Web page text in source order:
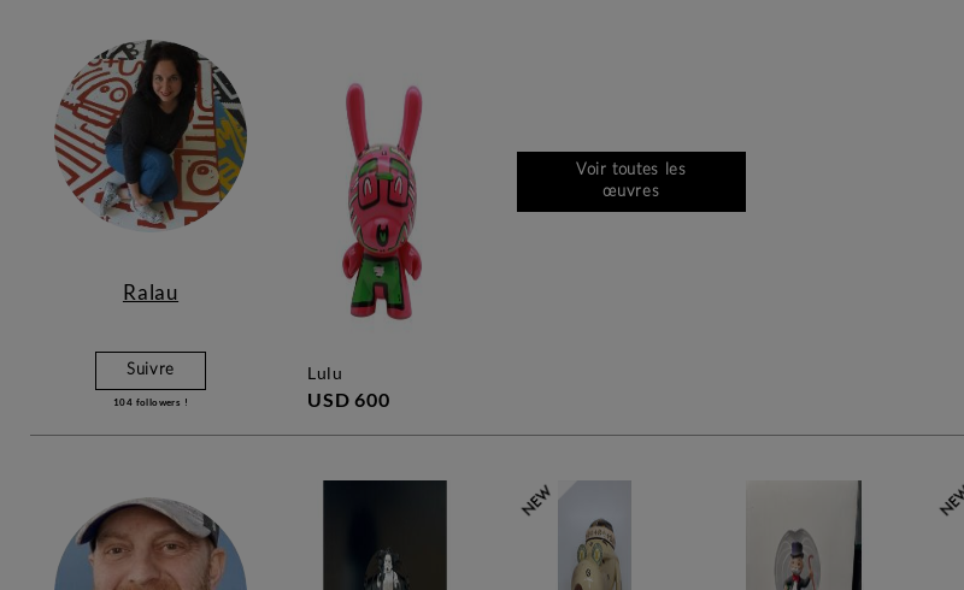
Ralau
Suivre
104 followers !
lulu
USD 600
Voir toutes les
œuvres